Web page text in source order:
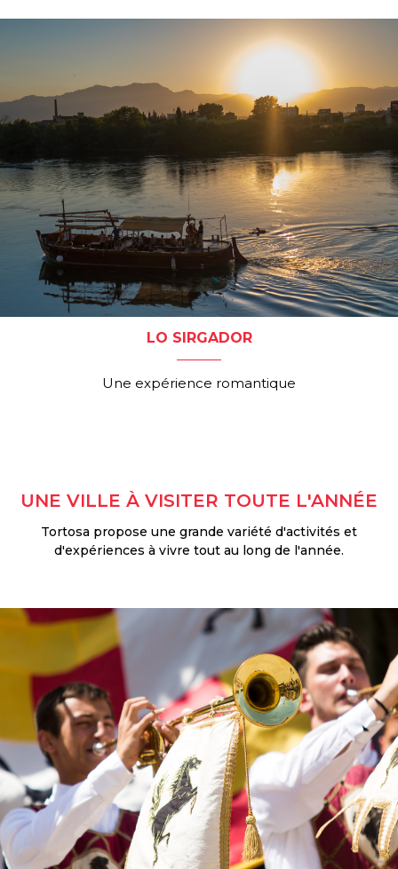
LO SIRGADOR
Une expérience romantique
UNE VILLE À VISITER TOUTE L'ANNÉE
Tortosa propose une grande variété d'activités et
d'expériences à vivre tout au long de l'année.